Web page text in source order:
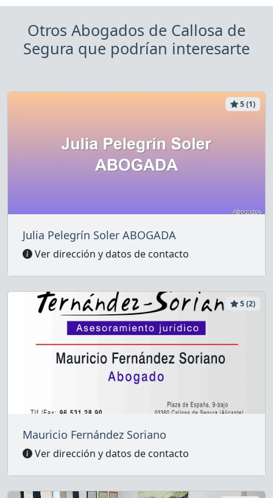
Otros Abogados de Callosa de
Segura que podrían interesarte
5 (1)
Julia Pelegrín Soler ABOGADA
Ver dirección y datos de contacto
5 (2)
Mauricio Fernández Soriano
Ver dirección y datos de contacto